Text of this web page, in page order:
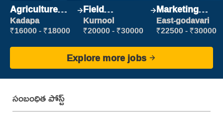
Agriculture
Labour
Kadapa
₹16000 - ₹18000
Field
Marketing
Executive
Kurnool
₹20000 - ₹30000
Marketing
Executive
East-godavari
₹22500 - ₹30000
Explore more jobs
సంబంధిత పోస్ట్